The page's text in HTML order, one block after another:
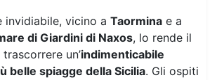
invidiabile, vicino a Taormina e a
di Giardini di Naxos, lo rende il
un’indimenticabile
belle spiagge della Sicilia. Gli ospiti